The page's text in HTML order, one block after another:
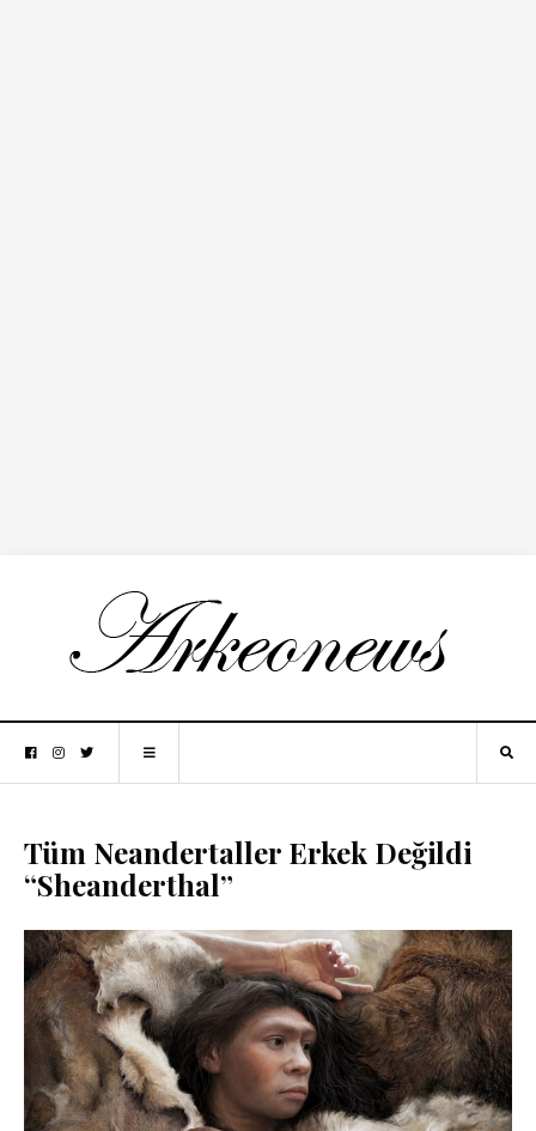
Tüm Neandertaller Erkek Değildi
“Sheanderthal”